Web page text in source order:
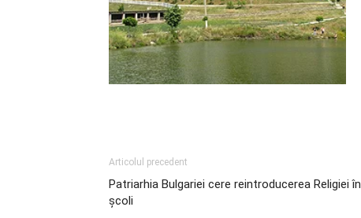
Articolul precedent
Patriarhia Bulgariei cere reintroducerea Religiei în
şcoli